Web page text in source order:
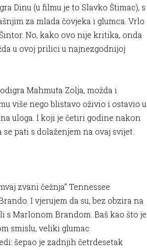
Dinu (u filmu je to Slavko Štimac), s
za mlada čovjeka i glumca. Vrlo
No, kako ovo nije kritika, onda
u ovoj prilici u najnezgodnijoj
Mahmuta Zolja, možda i
više nego blistavo oživio i ostavio u
uloga. I koji je četiri godine nakon
pati s dolaženjem na ovaj svijet.
zvani čežnja” Tennessee
I vjerujem da su, bez obzira na
s Marlonom Brandom. Baš kao što je
smislu, veliki glumac
šepao je zadnjih četrdesetak